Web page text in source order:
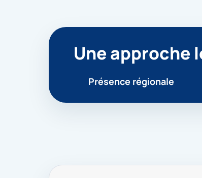
Une approche
Présence régionale